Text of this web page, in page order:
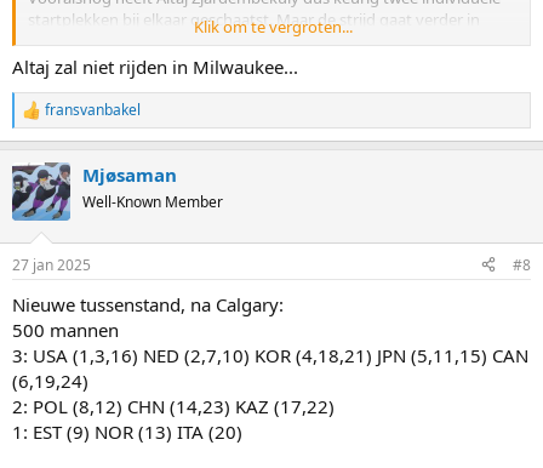
startplekken bij elkaar geschaatst. Maar de strijd gaat verder in
Calgary en Milwaukee, dus er is nog niks beslist. Over 54 (!!!) dagen
gaan we verder ...
Klik om te vergroten...
Altaj zal niet rijden in Milwaukee...
R
e
c
t
i
s
fransvanbakel
Mjøsaman
Well-Known Member
27 jan 2025 #8
Nieuwe tussenstand, na Calgary:
500 mannen
3: USA (1,3,16) NED (2,7,10) KOR (4,18,21) JPN (5,11,15) CAN
(6,19,24)
2: POL (8,12) CHN (14,23) KAZ (17,22)
1: EST (9) NOR (13) ITA (20)